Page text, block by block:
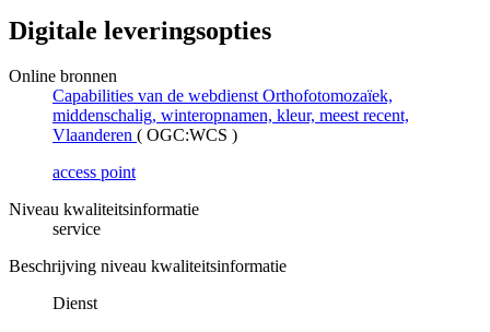
Digitale leveringsopties
Online bronnen
Capabilities van de webdienst Orthofotomozaïek,
middenschalig, winteropnamen, kleur, meest recent,
Vlaanderen ( OGC:WCS )
access point
Niveau kwaliteitsinformatie
service
Beschrijving niveau kwaliteitsinformatie
Dienst